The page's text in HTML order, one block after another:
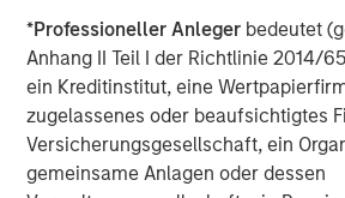
*Professioneller Anleger bedeutet
Anhang II Teil I der Richtlinie 2014/
ein Kreditinstitut, eine
zugelassenes oder beaufsichtigtes
Versicherungsgesellschaft, ein
gemeinsame Anlagen oder dessen